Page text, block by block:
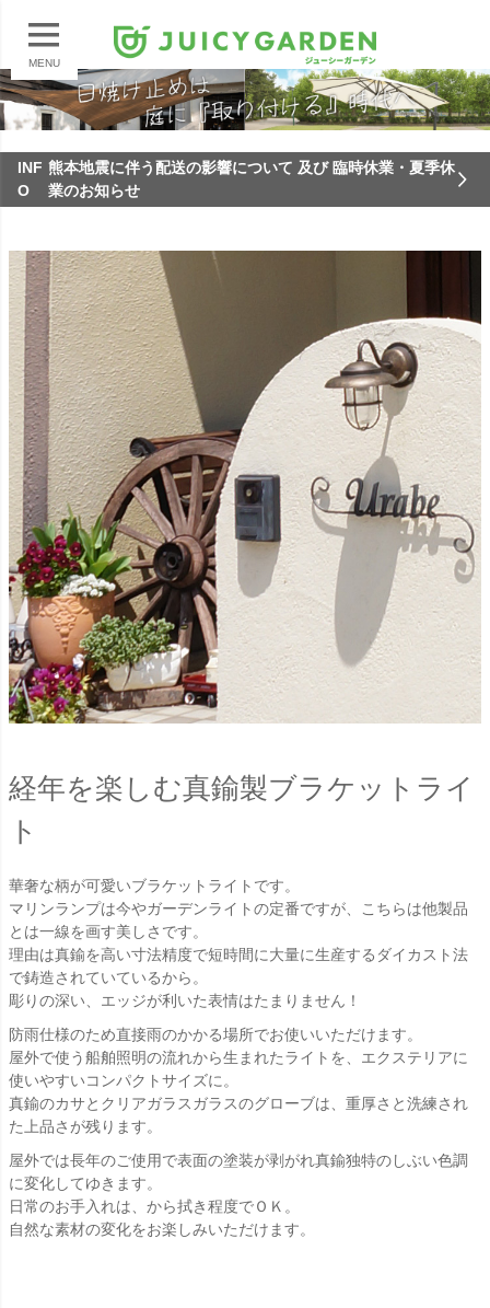
MENU
INF
O
熊本地震に伴う配送の影響について 及び 臨時休業・夏季休
業のお知らせ
経年を楽しむ真鍮製ブラケットライ
ト
華奢な柄が可愛いブラケットライトです。
マリンランプは今やガーデンライトの定番ですが、こちらは他製品
とは一線を画す美しさです。
理由は真鍮を高い寸法精度で短時間に大量に生産するダイカスト法
で鋳造されていているから。
彫りの深い、エッジが利いた表情はたまりません！
防雨仕様のため直接雨のかかる場所でお使いいただけます。
屋外で使う船舶照明の流れから生まれたライトを、エクステリアに
使いやすいコンパクトサイズに。
真鍮のカサとクリアガラスガラスのグローブは、重厚さと洗練され
た上品さが残ります。
屋外では長年のご使用で表面の塗装が剥がれ真鍮独特のしぶい色調
に変化してゆきます。
日常のお手入れは、から拭き程度でＯＫ。
自然な素材の変化をお楽しみいただけます。